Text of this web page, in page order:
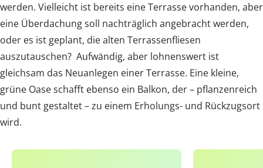
werden. Vielleicht ist bereits eine Terrasse vorhanden, aber
eine Überdachung soll nachträglich angebracht werden,
oder es ist geplant, die alten Terrassenfliesen
auszutauschen? Aufwändig, aber lohnenswert ist
gleichsam das Neuanlegen einer Terrasse. Eine kleine,
grüne Oase schafft ebenso ein Balkon, der – pflanzenreich
und bunt gestaltet – zu einem Erholungs- und Rückzugsort
wird.